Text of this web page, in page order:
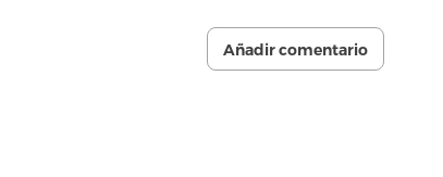
Añadir comentario